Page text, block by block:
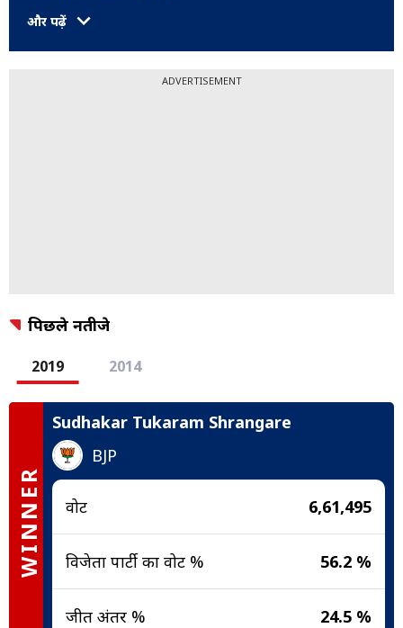
और पढ़ें
ADVERTISEMENT
पिछले नतीजे
2019 2014
WINNER
Sudhakar Tukaram Shrangare
BJP
वोट 6,61,495
विजेता पार्टी का वोट % 56.2 %
जीत अंतर % 24.5 %